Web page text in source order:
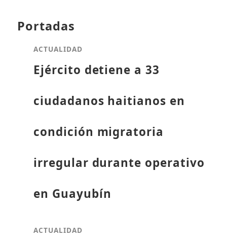
Portadas
ACTUALIDAD
Ejército detiene a 33
ciudadanos haitianos en
condición migratoria
irregular durante operativo
en Guayubín
ACTUALIDAD